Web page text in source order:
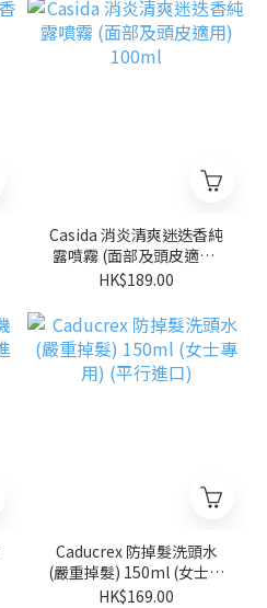
Casida 消炎清爽迷迭香純
露噴霧 (面部及頭皮適用)
100ml
HK$189.00
Caducrex 防掉髮洗頭水
(嚴重掉髮) 150ml (女士專
用) (平行進口)
HK$169.00